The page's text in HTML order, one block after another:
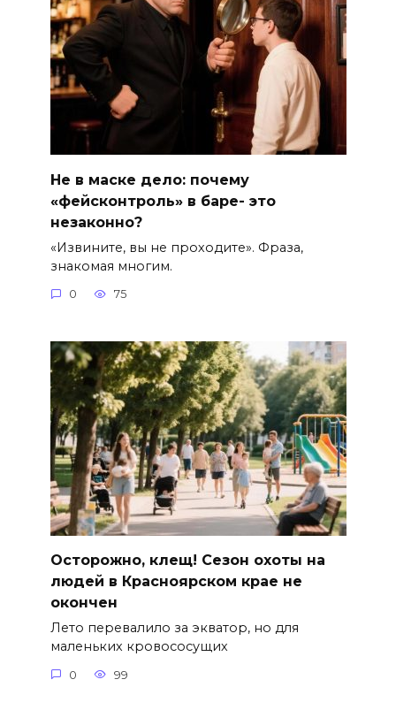
Не в маске дело: почему
«фейсконтроль» в баре- это
незаконно?
«Извините, вы не проходите». Фраза,
знакомая многим.
0 75
Осторожно, клещ! Сезон охоты на
людей в Красноярском крае не
окончен
Лето перевалило за экватор, но для
маленьких кровососущих
0 99